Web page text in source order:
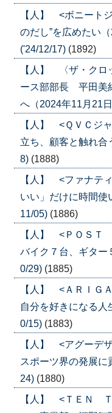
【人】 <ボニート
のだし”を広めたい
('24/12/17) (1892)
【人】 〈ザ・ク
ース部部長 平田美
へ（2024年11月21
【人】 <ＱＶＣジ
立ち、顧客と触れ合
8) (1888)
【人】 <ファナテ
いい」だけに時間使
11/05) (1886)
【人】 <ＰＯＳＴ
バイク７台、ギター
0/29) (1885)
【人】 <ＡＲＩＧ
自分を好きになる人
0/15) (1883)
【人】 <アグーデ
スポーツ界の発展
24) (1880)
【人】 <ＴＥＮ